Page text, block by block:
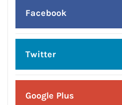
Posted On:8 Aug 2026
लायंस क्लब जालंधर’ ने
भव्य तीज महोत्सव*